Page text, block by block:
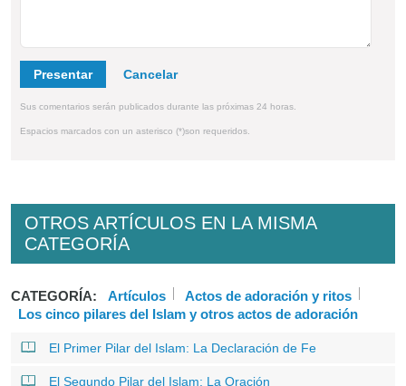
Presentar
Sus comentarios serán publicados durante las próximas 24 horas.
Espacios marcados con un asterisco (*)son requeridos.
OTROS ARTÍCULOS EN LA MISMA
CATEGORÍA
CATEGORÍA: Artículos
Actos de adoración y ritos
Los cinco pilares del Islam y otros actos de adoración
El Primer Pilar del Islam: La Declaración de Fe
El Segundo Pilar del Islam: La Oración